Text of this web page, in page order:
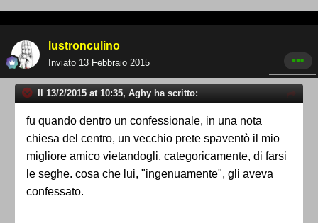
lustronculino
Inviato 13 Febbraio 2015
Il 13/2/2015 at 10:35, Aghy ha scritto:
fu quando dentro un confessionale, in una nota
chiesa del centro, un vecchio prete spaventò il mio
migliore amico vietandogli, categoricamente, di farsi
le seghe. cosa che lui, "ingenuamente", gli aveva
confessato.